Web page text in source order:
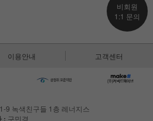
비회원
1:1 문의
이용안내 고객센터
9 녹색친구들 1층 레너지스
: 구민경